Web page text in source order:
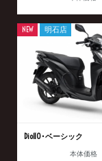
Dio110･ベーシック
本体価格
NEW 明石店